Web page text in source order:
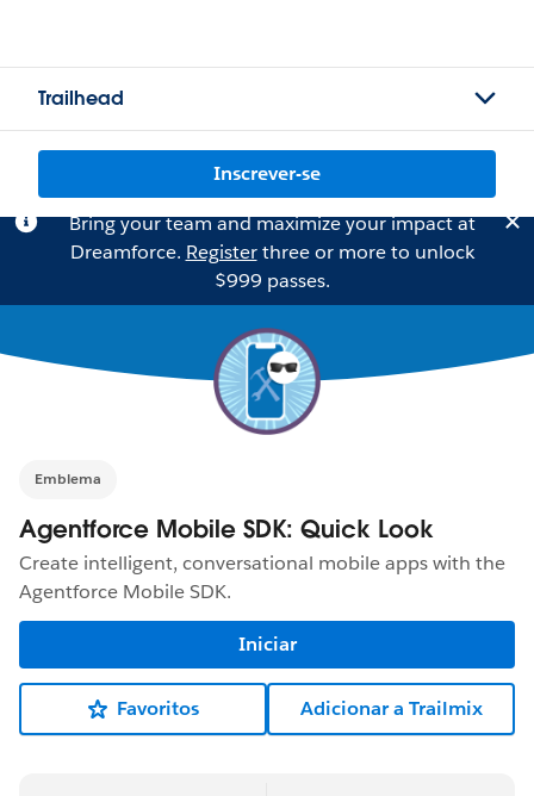
Trailhead
Inscrever-se
Bring your team and maximize your impact at
Dreamforce. Registerthree or more to unlock
$999 passes.
Emblema
Agentforce Mobile SDK: Quick Look
Create intelligent, conversational mobile apps with the
Agentforce Mobile SDK.
Iniciar
Favoritos Adicionar a Trailmix